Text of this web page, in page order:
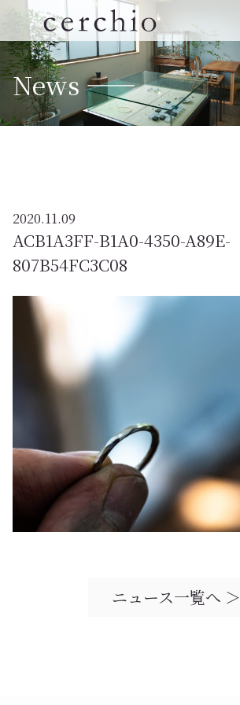
News ——
2020.11.09
ACB1A3FF-B1A0-4350-A89E-
807B54FC3C08
ニュース一覧へ ＞